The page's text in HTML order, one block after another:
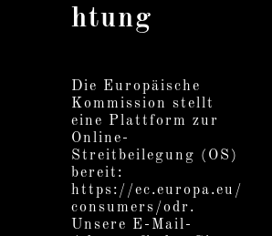
htung
Die Europäische
Kommission stellt
eine Plattform zur
Online-
Streitbeilegung (OS)
bereit:
https://ec.europa.eu/
consumers/odr.
Unsere E-Mail-